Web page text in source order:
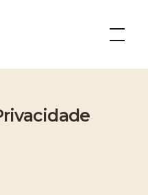
Experience